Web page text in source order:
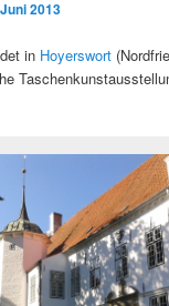
2013
in Hoyerswort